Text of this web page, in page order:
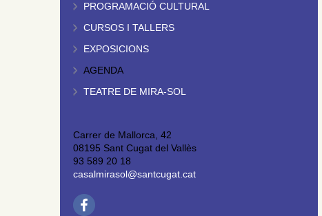
PROGRAMACIÓ CULTURAL
CURSOS I TALLERS
EXPOSICIONS
AGENDA
TEATRE DE MIRA-SOL
Carrer de Mallorca, 42
08195 Sant Cugat del Vallès
93 589 20 18
casalmirasol@santcugat.cat